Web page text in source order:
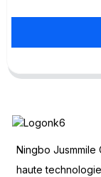
Ningbo Jusmmile
haute